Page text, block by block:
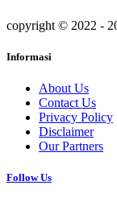
copyright © 2022 -
Informasi
About Us
Contact Us
Privacy Policy
Disclaimer
Our Partners
Follow Us